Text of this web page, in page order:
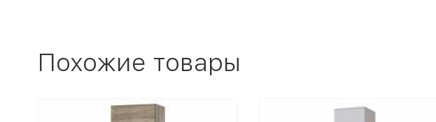
Похожие товары